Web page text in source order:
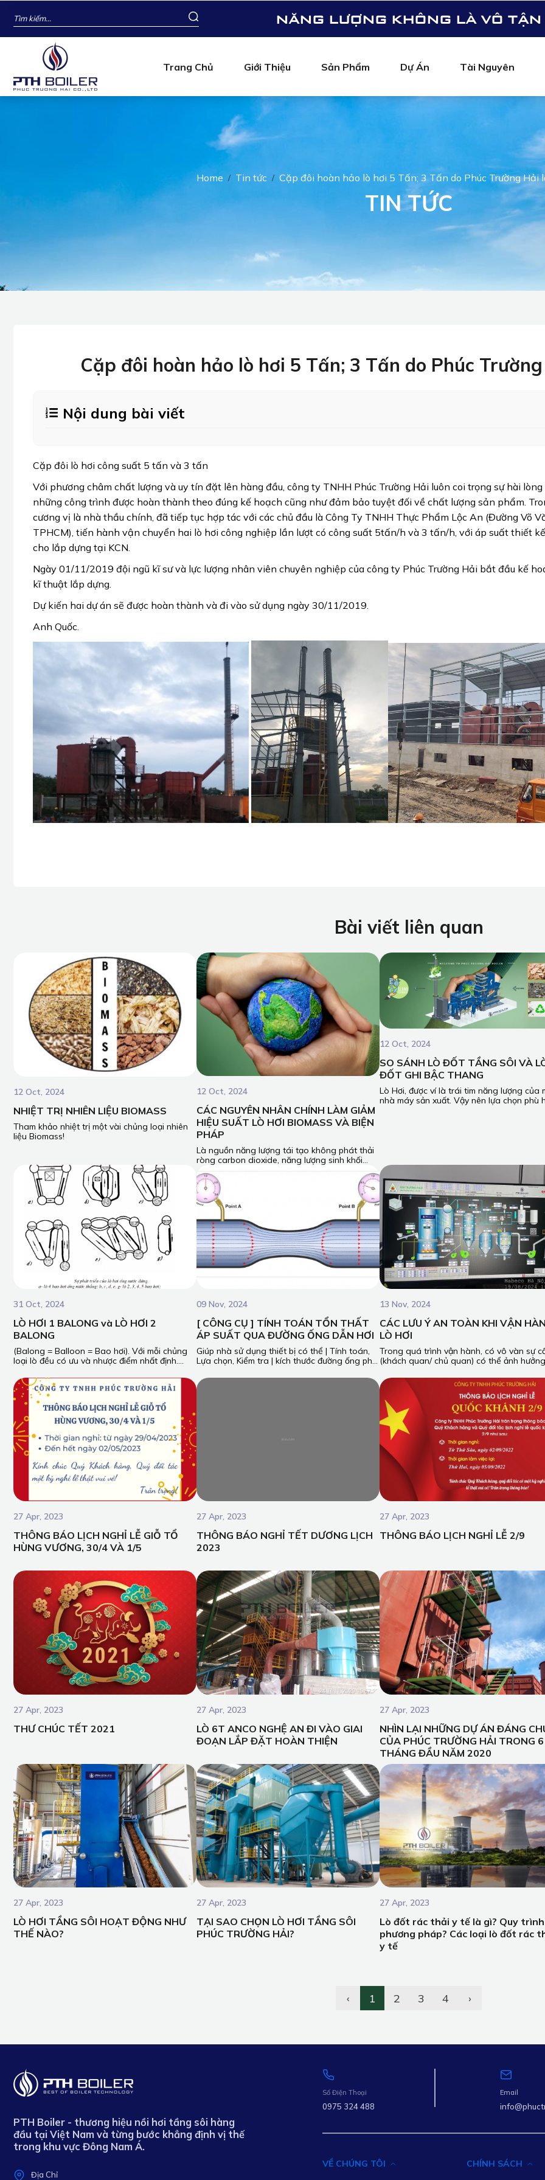
NĂNG LƯỢNG KHÔNG LÀ VÔ TẬN
Trang Chủ Giới Thiệu Sản Phẩm Dự Án Tài Nguyên
Home Tin tức Cặp đôi hoàn hảo lò hơi 5 Tấn; 3 Tấn do Phúc Trường Hải
TIN TỨC
Cặp đôi hoàn hảo lò hơi 5 Tấn; 3 Tấn do Phúc
Nội dung bài viết
Cặp đôi lò hơi công suất 5 tấn và 3 tấn
Với phương châm chất lượng và uy tín đặt lên hàng đầu, công ty TNHH Phúc Trường Hải luôn coi trọng sự hài
những công trình được hoàn thành theo đúng kế hoạch cũng như đảm bảo tuyệt đối về chất lượng sản phẩm.
cương vị là nhà thầu chính, đã tiếp tục hợp tác với các chủ đầu là Công Ty TNHH Thực Phẩm Lộc An (Đường Võ
TPHCM), tiến hành vận chuyển hai lò hơi công nghiệp lần lượt có công suất 5tấn/h và 3 tấn/h, với áp suất thiết
cho lắp dựng tại KCN.
Ngày 01/11/2019 đội ngũ kĩ sư và lực lượng nhân viên chuyên nghiệp của công ty Phúc Trường Hải bắt đầu kế
kĩ thuật lắp dựng.
Dự kiến hai dự án sẽ được hoàn thành và đi vào sử dụng ngày 30/11/2019.
Anh Quốc.
Bài viết liên quan
12 Oct, 2024
NHIỆT TRỊ NHIÊN LIỆU BIOMASS
Tham khảo nhiệt trị một vài chủng loại nhiên
liệu Biomass!
12 Oct, 2024
CÁC NGUYÊN NHÂN CHÍNH LÀM GIẢM
HIỆU SUẤT LÒ HƠI BIOMASS VÀ BIỆN
PHÁP
Là nguồn năng lượng tái tạo không phát thải
ròng carbon dioxide, năng lượng sinh khối
những biện pháp quan trọng để đạt được quá
trình chuyển đổi năng lượng bền vững. Trong
bối cảnh này, nồi hơi, là thiết bị chuyển đổi
năng lượng nhiệt không thể thiếu trong quá
trình phát triển nền kinh tế, đóng vai trò ngày
càng quan trọng trong quá trình sản xuất.
12 Oct, 2024
SO SÁNH LÒ ĐỐT TẦNG SÔI VÀ
ĐỐT GHI BẬC THANG
Lò Hơi, được ví là trái tim năng lượng của
nhà máy sản xuất. Vậy nên lựa chọn phù
31 Oct, 2024
LÒ HƠI 1 BALONG và LÒ HƠI 2
BALONG
(Balong = Balloon = Bao hơi). Với mỗi chủng
loại lò đều có ưu và nhược điểm nhất định.
cầu sử dụng của mỗi doanh nghiệp. Sự lựa
chọn công nghệ lò hơi phù hợp là yếu tố quyết
định cho sự ổn định vận hành của thiết bị, ổn
định sản xuất của doanh nghiệp, chi phí đầu
tư trên hiệu quả mang lại của thiết bị. Vậy nên,
hy vọng bài viết có thể đưa ra được câu trả lời
cho quý khách hàng có thể nhìn nhận và lựa
chọn đúng công nghệ lò hơi cho doanh
nghiệp của mình!
09 Nov, 2024
[ CÔNG CỤ ] TÍNH TOÁN TỔN THẤT
ÁP SUẤT QUA ĐƯỜNG ỐNG DẪN HƠI
Giúp nhà sử dụng thiết bị có thể | Tính toán,
Lựa chọn, Kiểm tra | kích thước đường ống phù
13 Nov, 2024
CÁC LƯU Ý AN TOÀN KHI VẬN
LÒ HƠI
Trong quá trình vận hành, có vô vàn sự
(khách quan/ chủ quan) có thể ảnh
vận hành trực tiếp thiết bị, người kiểm sửa
thiết bị cần có kiến thức và tính cẩn thận
làm việc với Lò hơi để đảm bảo tính an
trong quá trình vận hành của thiết bị!
27 Apr, 2023
THÔNG BÁO LỊCH NGHỈ LỄ GIỖ TỔ
HÙNG VƯƠNG, 30/4 VÀ 1/5
27 Apr, 2023
THÔNG BÁO NGHỈ TẾT DƯƠNG LỊCH
2023
27 Apr, 2023
THÔNG BÁO LỊCH NGHỈ LỄ 2/9
27 Apr, 2023
THƯ CHÚC TẾT 2021
27 Apr, 2023
LÒ 6T ANCO NGHỆ AN ĐI VÀO GIAI
ĐOẠN LẮP ĐẶT HOÀN THIỆN
27 Apr, 2023
NHÌN LẠI NHỮNG DỰ ÁN ĐÁNG
CỦA PHÚC TRƯỜNG HẢI TRONG 6
THÁNG ĐẦU NĂM 2020
27 Apr, 2023
LÒ HƠI TẦNG SÔI HOẠT ĐỘNG NHƯ
THẾ NÀO?
27 Apr, 2023
TẠI SAO CHỌN LÒ HƠI TẦNG SÔI
PHÚC TRƯỜNG HẢI?
27 Apr, 2023
Lò đốt rác thải y tế là gì? Quy
phương pháp? Các loại lò đốt rác
y tế
‹ 1 2 3 4 ›
PTH Boiler - thương hiệu nồi hơi tầng sôi hàng
đầu tại Việt Nam và từng bước khẳng định vị thế
trong khu vực Đông Nam Á.
Địa Chỉ
Số Điện Thoại
0975 324 488
Email
VỀ CHÚNG TÔI CHÍNH SÁCH